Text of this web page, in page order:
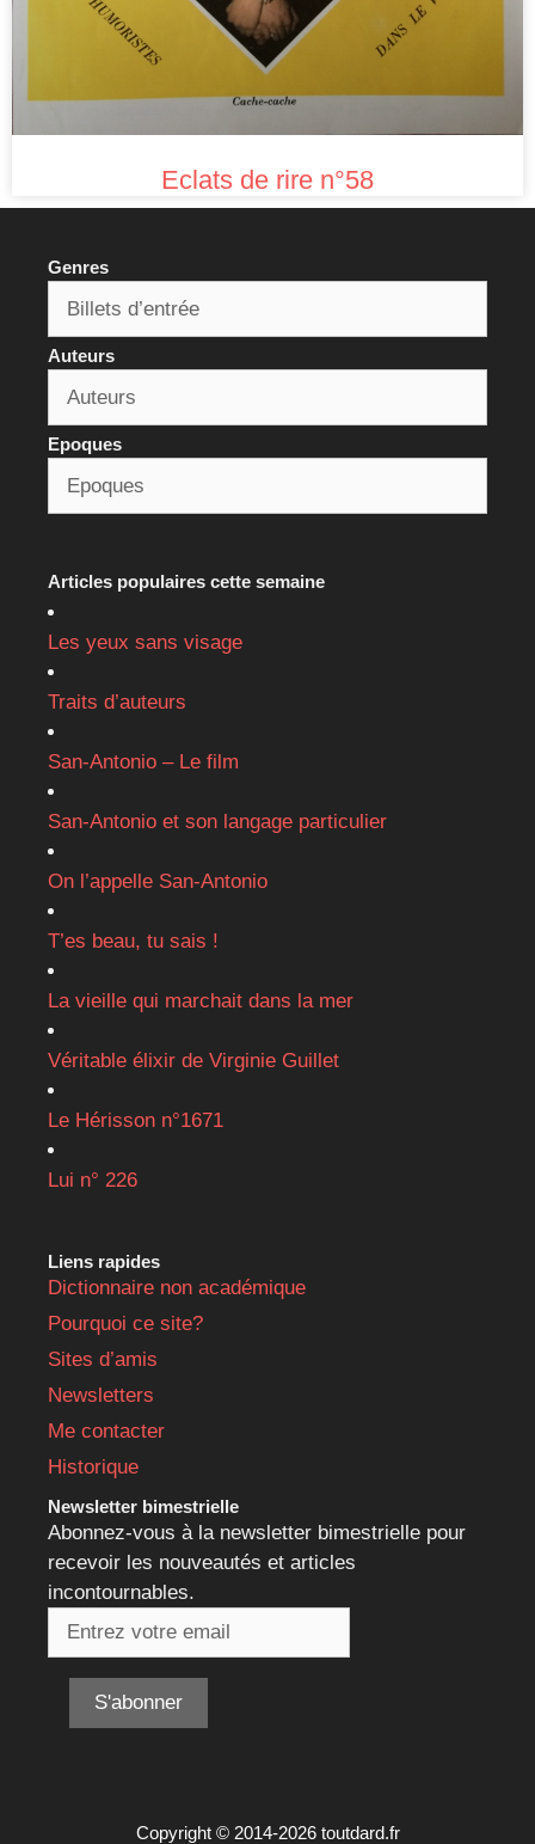
Eclats de rire n°58
Genres
Auteurs
Epoques
Articles populaires cette semaine
Les yeux sans visage
Traits d’auteurs
San-Antonio – Le film
San-Antonio et son langage particulier
On l’appelle San-Antonio
T’es beau, tu sais !
La vieille qui marchait dans la mer
Véritable élixir de Virginie Guillet
Le Hérisson n°1671
Lui n° 226
Liens rapides
Dictionnaire non académique
Pourquoi ce site?
Sites d’amis
Newsletters
Me contacter
Historique
Newsletter bimestrielle
Abonnez-vous à la newsletter bimestrielle pour
recevoir les nouveautés et articles
incontournables.
Copyright © 2014-2026 toutdard.fr